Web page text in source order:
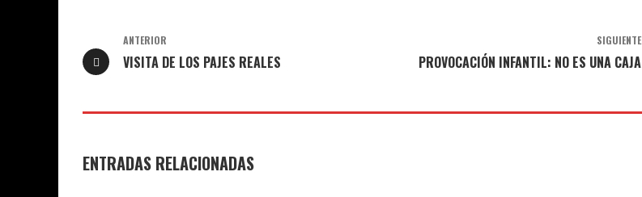
ANTERIOR
VISITA DE LOS PAJES REALES
SIGUIENTE
PROVOCACIÓN INFANTIL: NO ES UNA CAJA
ENTRADAS RELACIONADAS